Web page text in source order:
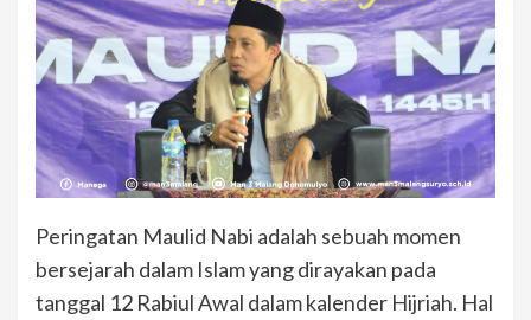
Peringatan Maulid Nabi adalah sebuah momen
bersejarah dalam Islam yang dirayakan pada
tanggal 12 Rabiul Awal dalam kalender Hijriah. Hal